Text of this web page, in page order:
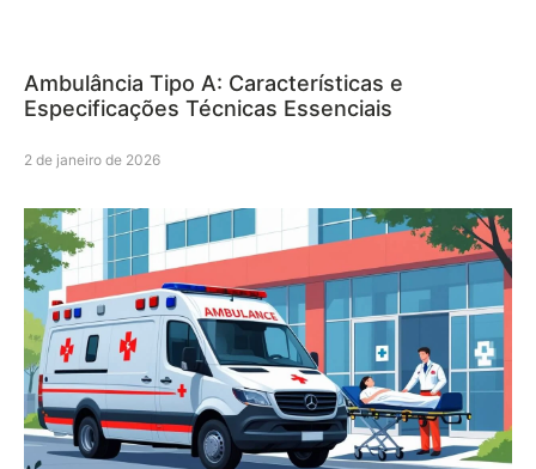
Ambulância Tipo A: Características e
Especificações Técnicas Essenciais
2 de janeiro de 2026